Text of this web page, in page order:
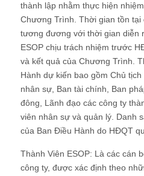
thành lập nhằm thực hiện
Chương Trình. Thời gian tồn tại
tương đương với thời gian diễn
ESOP chịu trách nhiệm trước
và kết quả của Chương Trình.
Hành dự kiến bao gồm Chủ
nhân sự, Ban tài chính, Ban
đông, Lãnh đạo các công ty
viên nhân sự và quản lý. Danh
của Ban Điều Hành do HĐQT
Thành Viên ESOP: Là các cán
công ty, được xác định theo